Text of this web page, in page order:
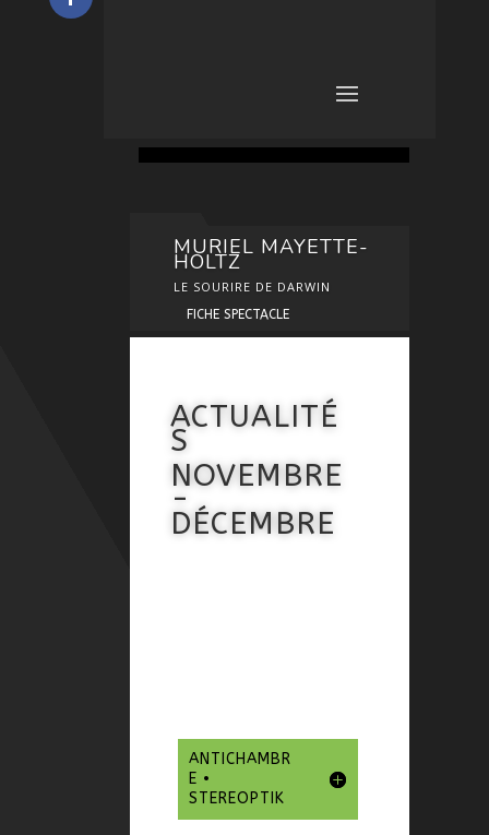
MURIEL MAYETTE-
HOLTZ
LE SOURIRE DE DARWIN
FICHE SPECTACLE
ACTUALITÉ
S
NOVEMBRE
-
DÉCEMBRE
ANTICHAMBR
E •
STEREOPTIK